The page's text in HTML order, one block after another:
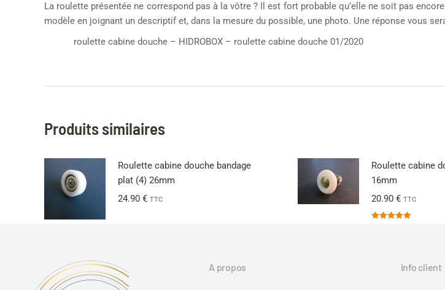
La roulette présentée ne correspond pas à la vôtre ? Il est fort probable qu’elle ne soit pas
modèle en joignant un descriptif et, dans la mesure du possible, une photo. Une réponse vous
roulette cabine douche – HIDROBOX – roulette cabine douche 01/2020
Produits similaires
Roulette cabine douche bandage
plat (4) 26mm
24.90 € TTC
Roulette cabine
16mm
20.90 € TTC
A propos Info client